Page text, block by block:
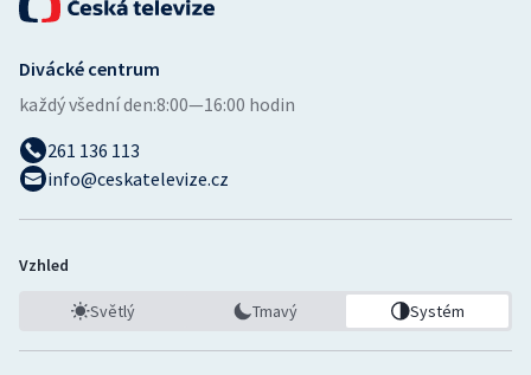
Divácké centrum
každý všední den:8:00—16:00 hodin
261 136 113
info@ceskatelevize.cz
Vzhled
Světlý Tmavý Systém